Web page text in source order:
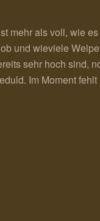
mehr als voll, wie
und wieviele
sehr hoch sind,
Im Moment